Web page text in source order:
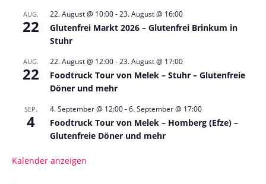
AUG.
22
22. August @ 10:00-23. August @ 16:00
Glutenfrei Markt 2026 – Glutenfrei Brinkum in
Stuhr
AUG.
22
22. August @ 12:00-23. August @ 17:00
Foodtruck Tour von Melek – Stuhr – Glutenfreie
Döner und mehr
SEP.
4
4. September @ 12:00-6. September @ 17:00
Foodtruck Tour von Melek – Homberg (Efze) –
Glutenfreie Döner und mehr
Kalender anzeigen